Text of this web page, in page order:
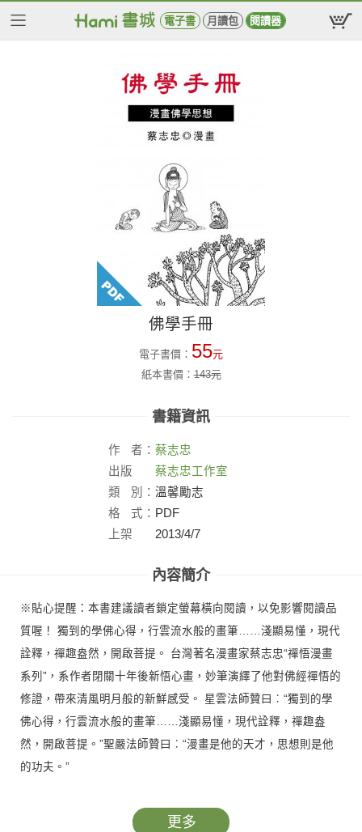
電子書 月讀包 閱讀器
佛學手冊
電子書價： 55元
紙本書價：143元
書籍資訊
作 者： 蔡志忠
出版
社：
蔡志忠工作室
類
別： 溫馨勵志
格
式： PDF
上架
2013/4/7
內容簡介
※貼心提醒：本書建議讀者鎖定螢幕橫向閱讀，以免影響閱讀品
質喔！ 獨到的學佛心得，行雲流水般的畫筆……淺顯易懂，現代
詮釋，禪趣盎然，開啟菩提。 台灣著名漫畫家蔡志忠“禪悟漫畫
系列”，系作者閉關十年後新悟心畫，妙筆演繹了他對佛經禪悟的
修證，帶來清風明月般的新鮮感受。 星雲法師贊曰︰“獨到的學
佛心得，行雲流水般的畫筆……淺顯易懂，現代詮釋，禪趣盎
然，開啟菩提。”聖嚴法師贊曰︰“漫畫是他的天才，思想則是他
的功夫。”
更多